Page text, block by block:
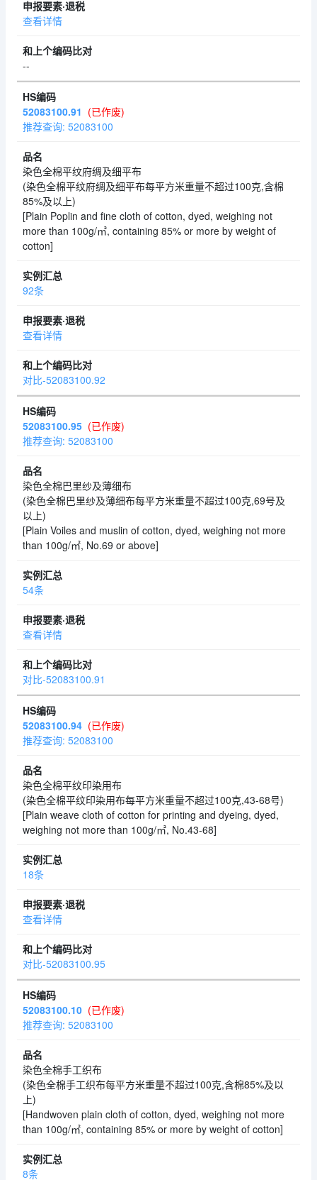
查看详情
--
52083100.91 (已作废)
推荐查询: 52083100
染色全棉平纹府绸及细平布
(染色全棉平纹府绸及细平布每平方米重量不超过100克,含棉
85%及以上)
[Plain Poplin and fine cloth of cotton, dyed, weighing not
more than 100g/㎡, containing 85% or more by weight of
cotton]
92条
查看详情
对比-52083100.92
52083100.95 (已作废)
推荐查询: 52083100
染色全棉巴里纱及薄细布
(染色全棉巴里纱及薄细布每平方米重量不超过100克,69号及
以上)
[Plain Voiles and muslin of cotton, dyed, weighing not more
than 100g/㎡, No.69 or above]
54条
查看详情
对比-52083100.91
52083100.94 (已作废)
推荐查询: 52083100
染色全棉平纹印染用布
(染色全棉平纹印染用布每平方米重量不超过100克,43-68号)
[Plain weave cloth of cotton for printing and dyeing, dyed,
weighing not more than 100g/㎡, No.43-68]
18条
查看详情
对比-52083100.95
52083100.10 (已作废)
推荐查询: 52083100
染色全棉手工织布
(染色全棉手工织布每平方米重量不超过100克,含棉85%及以
上)
[Handwoven plain cloth of cotton, dyed, weighing not more
than 100g/㎡, containing 85% or more by weight of cotton]
8条